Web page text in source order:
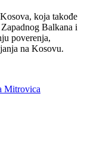
koja takođe
Balkana i
poverenja,
na Kosovu.
Mitrovica